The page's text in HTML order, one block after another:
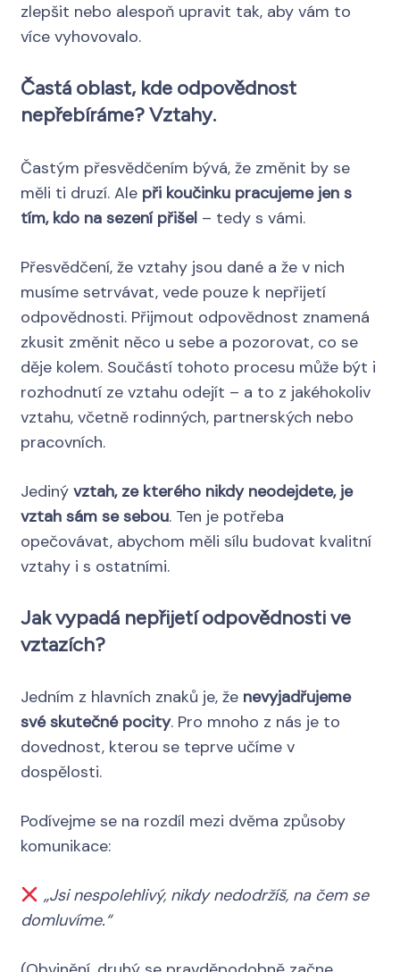
zlepšit nebo alespoň upravit tak, aby vám to
více vyhovovalo.
Častá oblast, kde odpovědnost
nepřebíráme? Vztahy.
Častým přesvědčením bývá, že změnit by se
měli ti druzí. Ale při koučinku pracujeme jen s
tím, kdo na sezení přišel – tedy s vámi.
Přesvědčení, že vztahy jsou dané a že v nich
musíme setrvávat, vede pouze k nepřijetí
odpovědnosti. Přijmout odpovědnost znamená
zkusit změnit něco u sebe a pozorovat, co se
děje kolem. Součástí tohoto procesu může být i
rozhodnutí ze vztahu odejít – a to z jakéhokoliv
vztahu, včetně rodinných, partnerských nebo
pracovních.
Jediný vztah, ze kterého nikdy neodejdete, je
vztah sám se sebou. Ten je potřeba
opečovávat, abychom měli sílu budovat kvalitní
vztahy i s ostatními.
Jak vypadá nepřijetí odpovědnosti ve
vztazích?
Jedním z hlavních znaků je, že nevyjadřujeme
své skutečné pocity. Pro mnoho z nás je to
dovednost, kterou se teprve učíme v
dospělosti.
Podívejme se na rozdíl mezi dvěma způsoby
komunikace:
„Jsi nespolehlivý, nikdy nedodržíš, na čem se
domluvíme.“